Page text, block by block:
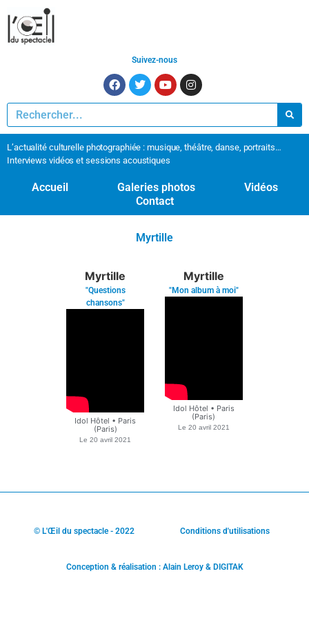
Suivez-nous
L’actualité culturelle photographiée : musique, théâtre, danse, portraits…
Interviews vidéos et sessions acoustiques
Accueil Galeries photos
Vidéos
Contact
Myrtille
Myrtille
"Questions
chansons"
Idol Hôtel • Paris
(Paris)
Le20 avril 2021
Myrtille
"Mon album à moi"
Idol Hôtel • Paris
(Paris)
Le 20 avril 2021
© L'Œil du spectacle - 2022 Conditions d'utilisations
Conception & réalisation : Alain Leroy & DIGITAK